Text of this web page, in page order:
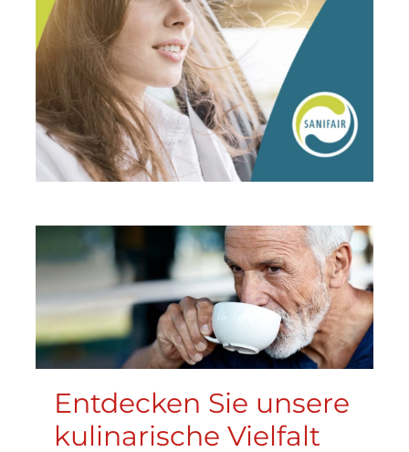
Entdecken Sie unsere
kulinarische Vielfalt